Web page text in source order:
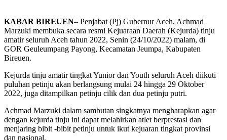
KABAR BIREUEN– Penjabat (Pj) Gubernur Aceh, Achmad
Marzuki membuka secara resmi Kejuaraan Daerah (Kejurda) tinju
amatir seluruh Aceh tahun 2022, Senin (24/10/2022) malam, di
GOR Geuleumpang Payong, Kecamatan Jeumpa, Kabupaten
Bireuen.
Kejurda tinju amatir tingkat Yunior dan Youth seluruh Aceh diikuti
puluhan petinju akan berlangsung mulai 24 hingga 29 Oktober
2022, juga ditampilkan petinju cilik dan dua petinju putri.
Achmad Marzuki dalam sambutan singkatnya mengharapkan agar
dengan kejurda tinju ini dapat melahirkan atlet berprestasi dan
menjaring bibit -bibit petinju untuk ikut kejuaran tingkat provinsi
dan nasional.